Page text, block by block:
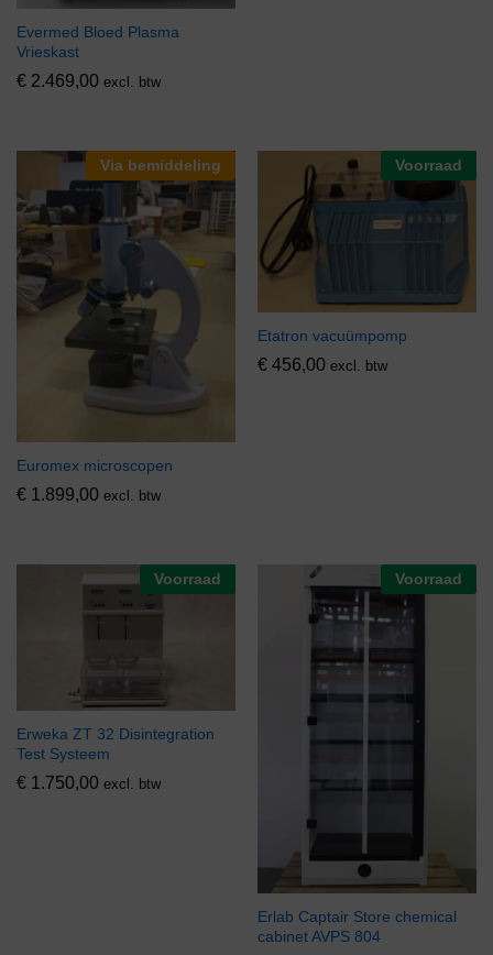
Evermed Bloed Plasma
Vrieskast
€ 2.469,00 excl. btw
Via bemiddeling
Euromex microscopen
€ 1.899,00 excl. btw
Voorraad
Etatron vacuümpomp
€ 456,00 excl. btw
Voorraad
Erweka ZT 32 Disintegration
Test Systeem
€ 1.750,00 excl. btw
Voorraad
Erlab Captair Store chemical
cabinet AVPS 804